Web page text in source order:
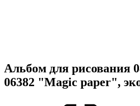
Альбом для рисования
06382 "Magic paper",